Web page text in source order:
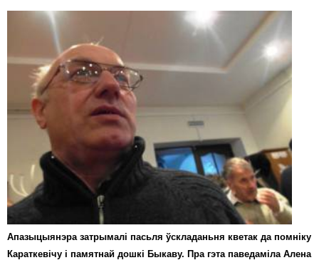
Апазыцыянэра затрымалі пасьля ўскладаньня кветак да помніку
Караткевічу і памятнай дошкі Быкаву. Пра гэта паведаміла Алена